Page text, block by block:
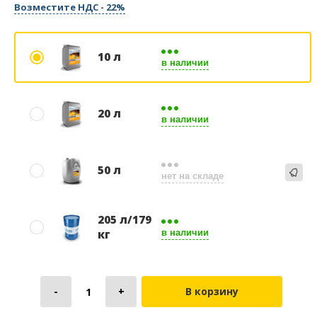
Возместите НДС - 22%
10 л в наличии
20 л в наличии
50 л нет на складе
205 л/179
кг
в наличии
В корзину